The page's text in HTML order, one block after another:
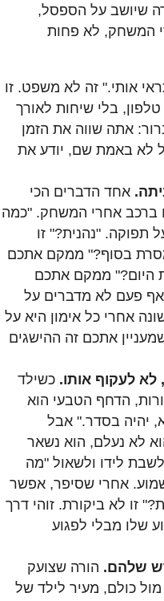
שיושב על הספסל,
המשחק, לא פחות
אותי." זה לא משפט. זו
בלי שיחות לאורך
אתה שווה את הזמן
לא באמת שם, יודע את
אחד הדברים הכי
ברכב אחרי המשחק. "כמה
תפוקה. "נהנית?" זו
בסוף?" ממקם אתכם
היום?" ממקם אתכם
פעם לא מדברים על
אחרי כל אימון היא על
אתכם זה ההישגים
לעקוף אותו. כשילד
הדחף הטבעי הוא
יהיה בסדר." אבל
לא נעלם, הוא נשאר
לידו ולשאול "מה
אחרי שסיפר, אפשר
זו לא ביקורת. זוהי דרך
שלו מבלי לפגוע
שלהם. הורה שצועק
כולם, מעיר לילד של